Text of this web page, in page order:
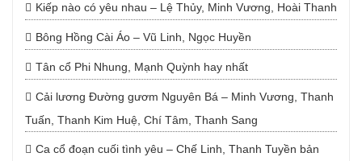
Kiếp nào có yêu nhau – Lệ Thủy, Minh Vương, Hoài Thanh
Bông Hồng Cài Áo – Vũ Linh, Ngọc Huyền
Tân cổ Phi Nhung, Mạnh Quỳnh hay nhất
Cải lương Đường gươm Nguyên Bá – Minh Vương, Thanh
Tuấn, Thanh Kim Huệ, Chí Tâm, Thanh Sang
Ca cổ đoạn cuối tình yêu – Chế Linh, Thanh Tuyền bản